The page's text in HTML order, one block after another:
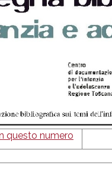
questo numero